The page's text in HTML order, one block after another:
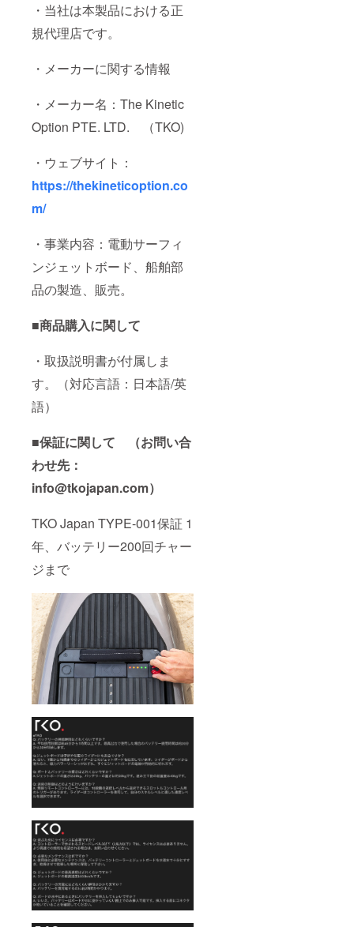
・当社は本製品における正
規代理店です。
・メーカーに関する情報
・メーカー名：The Kinetic
Option PTE. LTD. （TKO)
・ウェブサイト：
https://thekineticoption.co
m/
・事業内容：電動サーフィ
ンジェットボード、船舶部
品の製造、販売。
■商品購入に関して
・取扱説明書が付属しま
す。（対応言語：日本語/英
語）
■保証に関して （お問い合
わせ先：
info@tkojapan.com）
TKO Japan TYPE-001保証 1
年、バッテリー200回チャー
ジまで